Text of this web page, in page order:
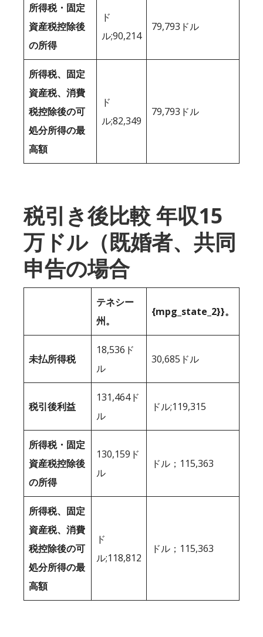
所得税・固定
資産税控除後
の所得
ド
ル;90,214
79,793ドル
所得税、固定
資産税、消費
税控除後の可
処分所得の最
高額
ド
ル;82,349
79,793ドル
税引き後比較 年収15
万ドル（既婚者、共同
申告の場合
テネシー
州。
{mpg_state_2}}。
未払所得税
18,536ド
ル
30,685ドル
税引後利益
131,464ド
ル
ドル;119,315
所得税・固定
資産税控除後
の所得
130,159ド
ル
ドル；115,363
所得税、固定
資産税、消費
税控除後の可
処分所得の最
高額
ド
ル;118,812
ドル；115,363